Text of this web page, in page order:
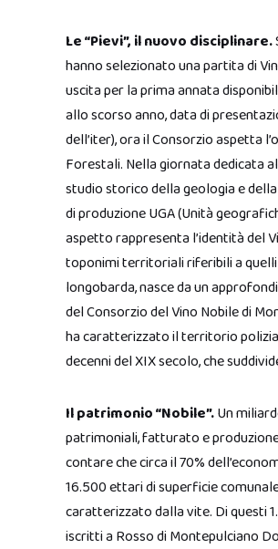
Le “Pievi”, il nuovo disciplinare.
hanno selezionato una partita di
uscita per la prima annata
allo scorso anno, data di
dell’iter), ora il Consorzio aspetta
Forestali. Nella giornata dedicata
studio storico della geologia e
di produzione UGA (Unità
aspetto rappresenta l’identità del
toponimi territoriali riferibili a quelli
longobarda, nasce da un
del Consorzio del Vino Nobile di
ha caratterizzato il territorio
decenni del XIX secolo, che
Il patrimonio “Nobile”.Un
patrimoniali, fatturato e
contare che circa il 70%
16.500 ettari di superficie
caratterizzato dalla vite. Di questi
iscritti a Rosso di Montepulciano